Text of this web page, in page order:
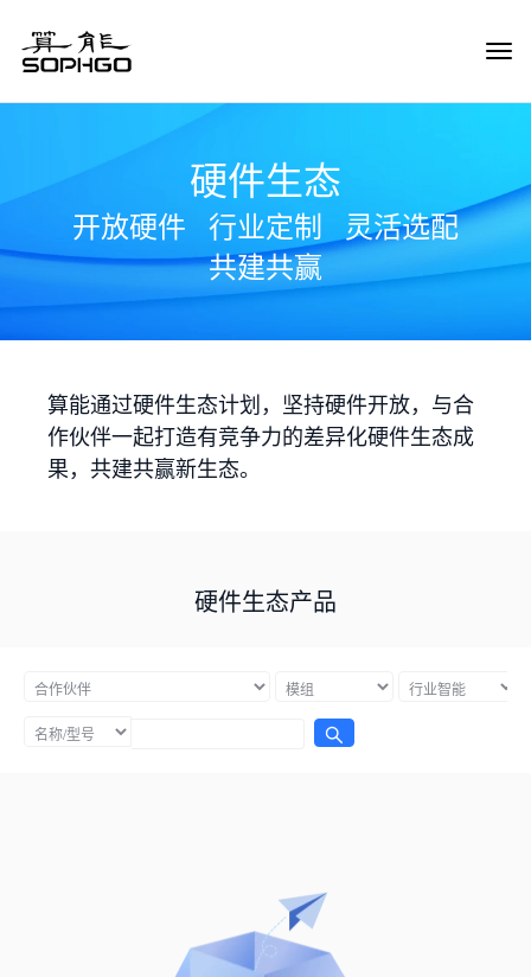
硬件生态
开放硬件 行业定制
灵活选配
共建共赢
算能通过硬件生态计划，坚持硬件开放，与合
作伙伴一起打造有竞争力的差异化硬件生态成
果，共建共赢新生态。
硬件生态产品